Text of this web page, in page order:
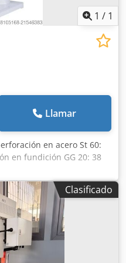
1 / 1
Llamar
en acero St 60:
en fundición GG 20: 38
60: 40 mm Roscado en
M 30 Portaherramientas
mm Alcance: 293 mm
Mesa de la máquina –
en T – cantidad,
Distancia husillo-mesa
manual Velocidades del
rpm Potencia total
Clasificado